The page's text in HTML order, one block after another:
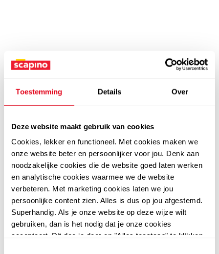
Toestemming Details Over
Deze website maakt gebruik van cookies
Cookies, lekker en functioneel. Met cookies maken we
onze website beter en persoonlijker voor jou. Denk aan
noodzakelijke cookies die de website goed laten werken
en analytische cookies waarmee we de website
verbeteren. Met marketing cookies laten we jou
persoonlijke content zien. Alles is dus op jou afgestemd.
Superhandig. Als je onze website op deze wijze wilt
gebruiken, dan is het nodig dat je onze cookies
accepteert. Dit doe je door op "Alles toestaan" te klikken.